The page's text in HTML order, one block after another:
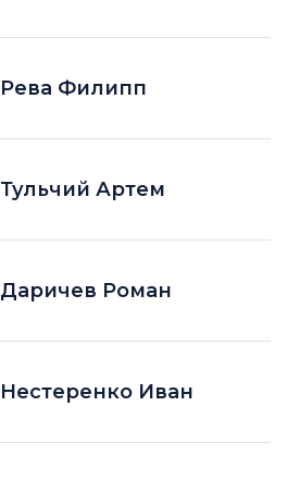
Рева Филипп
Тульчий Артем
Даричев Роман
Нестеренко Иван